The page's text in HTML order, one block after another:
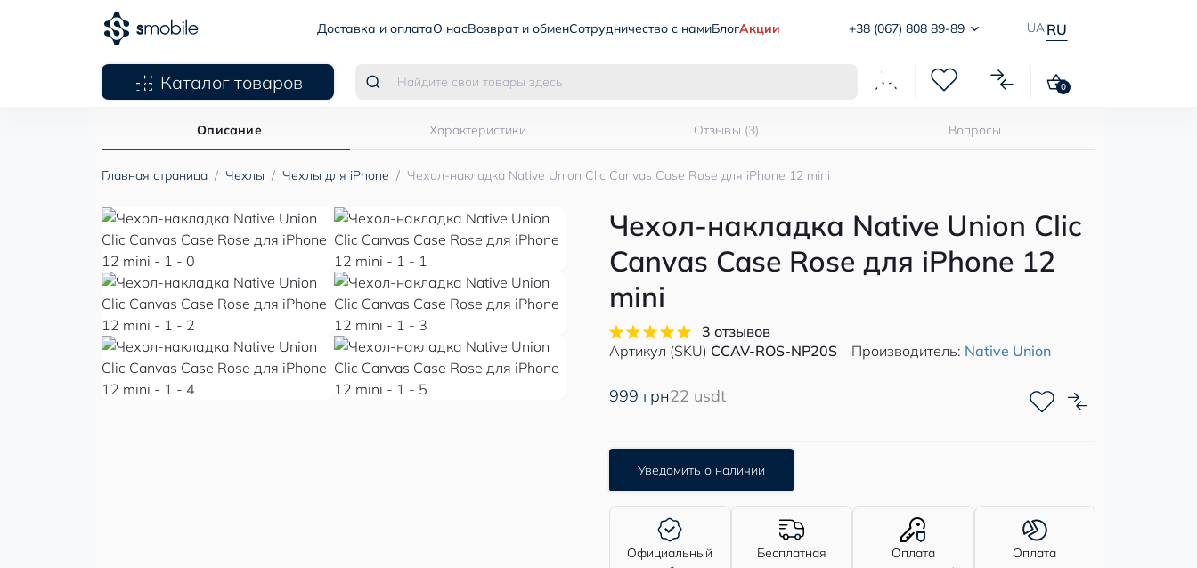
Доставка и оплатаО насВозврат и обменСотрудничество с намиБлогАкции +38 (067) 808 89-89 UA RU
Каталог товаров 0
Главная страница Чехлы Чехлы для iPhone Чехол-накладка Native Union Clic Canvas Case Rose для iPhone 12 mini
Описание Характеристики Отзывы (3) Вопросы
Чехол-накладка Native Union Clic
Canvas Case Rose для iPhone 12
mini
3 отзывов
Артикул (SKU) CCAV-ROS-NP20S Производитель: Native Union
999 грн22 usdt
Уведомить о наличии
Официальный
Бесплатная
Оплата
Оплата